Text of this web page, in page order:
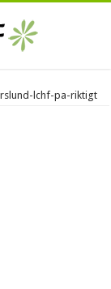
lchf-pa-riktigt